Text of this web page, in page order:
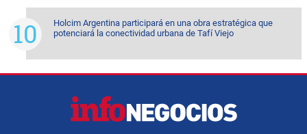
Holcim Argentina participará en una obra estratégica que
potenciará la conectividad urbana de Tafí Viejo